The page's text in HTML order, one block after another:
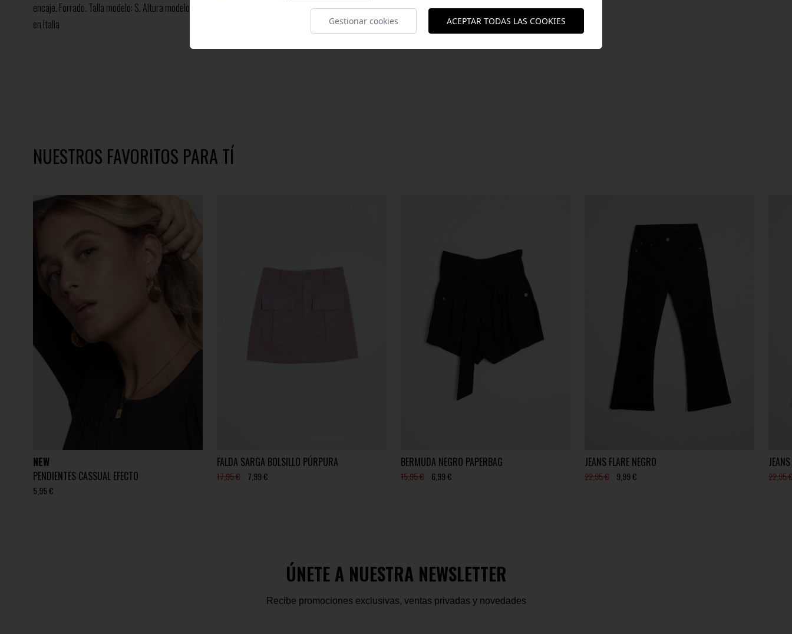
encaje. Forrado. Talla modelo: S. Altura modelo 1,70 m.Composición: 100% ViscosaHecho
en Italia
NUESTROS FAVORITOS PARA TÍ
NEW
PENDIENTES CASSUAL EFECTO
5,95 €
FALDA SARGA BOLSILLO PÚRPURA
17,95 € 7,99 €
BERMUDA NEGRO PAPERBAG
15,95 € 6,99 €
JEANS FLARE NEGRO
22,95 € 9,99 € 22,95
ÚNETE A NUESTRA NEWSLETTER
Recibe promociones exclusivas, ventas privadas y novedades
Gestionar cookies ACEPTAR TODAS LAS COOKIES